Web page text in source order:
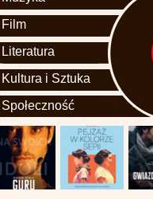
Film
Literatura
Kultura i Sztuka
Społeczność